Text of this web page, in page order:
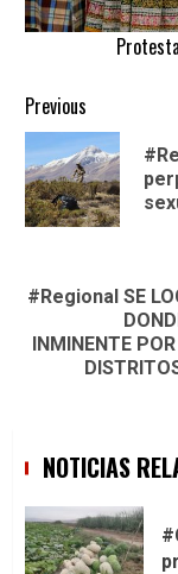
Continue
Reading
Previous
post:
#Regional SE
INMINENTE
NOTICIAS